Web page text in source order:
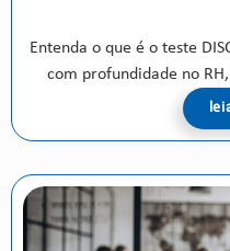
Entenda o que é o teste
com profundidade no